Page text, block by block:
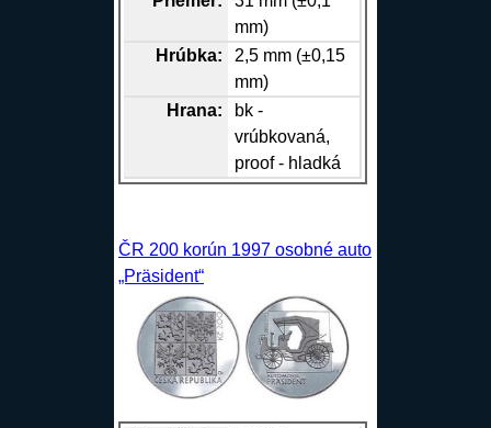
mm)
Hrúbka:
2,5 mm (±0,15
mm)
Hrana:
bk -
vrúbkovaná,
proof - hladká
ČR 200 korún 1997 osobné auto
„Präsident“